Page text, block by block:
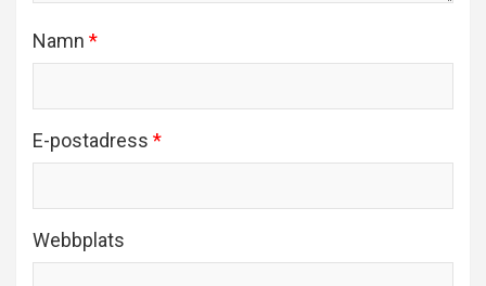
Namn *
E-postadress *
Webbplats